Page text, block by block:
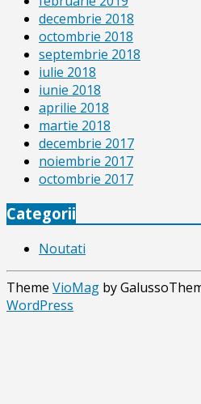
decembrie 2018
octombrie 2018
septembrie 2018
iulie 2018
iunie 2018
aprilie 2018
martie 2018
decembrie 2017
noiembrie 2017
octombrie 2017
Categorii
Noutati
Theme VioMag by
WordPress